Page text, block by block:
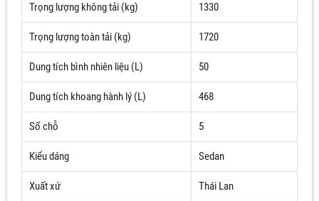
Trọng lượng không tải (kg) 1330
Trọng lượng toàn tải (kg) 1720
Dung tích bình nhiên liệu (L) 50
Dung tích khoang hành lý (L) 468
Số chỗ 5
Kiểu dáng Sedan
Xuất xứ Thái Lan